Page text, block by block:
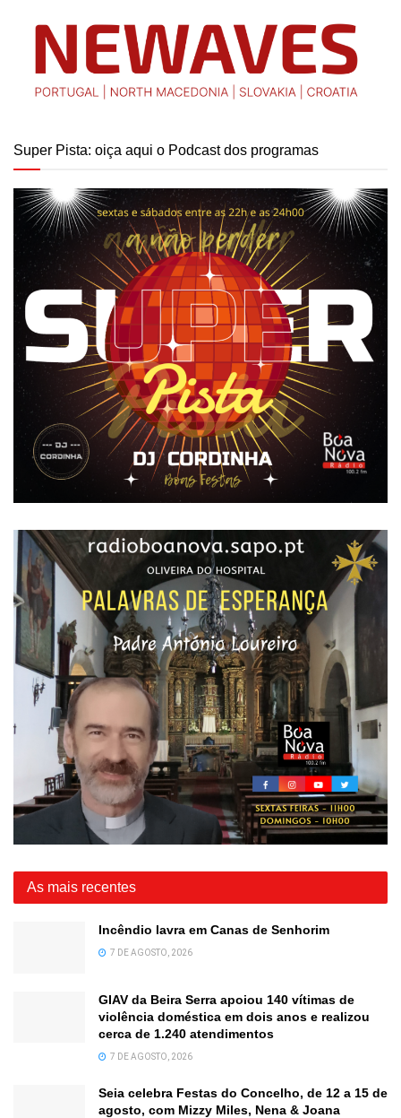
Super Pista: oiça aqui o Podcast dos programas
As mais recentes
Incêndio lavra em Canas de Senhorim
7 DE AGOSTO, 2026
GIAV da Beira Serra apoiou 140 vítimas de
violência doméstica em dois anos e realizou
cerca de 1.240 atendimentos
7 DE AGOSTO, 2026
Seia celebra Festas do Concelho, de 12 a 15 de
agosto, com Mizzy Miles, Nena & Joana